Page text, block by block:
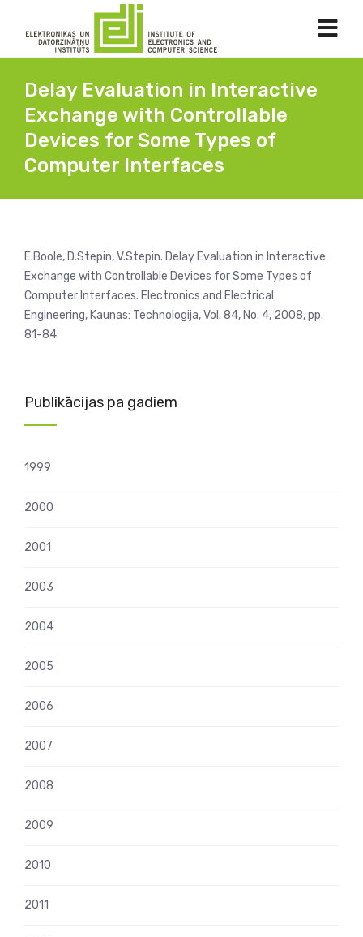
Delay Evaluation in Interactive
Exchange with Controllable
Devices for Some Types of
Computer Interfaces
E.Boole, D.Stepin, V.Stepin. Delay Evaluation in Interactive
Exchange with Controllable Devices for Some Types of
Computer Interfaces. Electronics and Electrical
Engineering, Kaunas: Technologija, Vol. 84, No. 4, 2008, pp.
81-84.
Publikācijas pa gadiem
1999
2000
2001
2003
2004
2005
2006
2007
2008
2009
2010
2011